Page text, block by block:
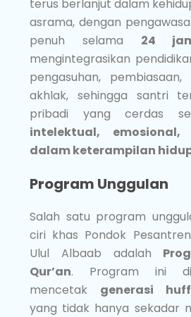
terus berlanjut dalam
asrama, dengan
penuh selama 24
mengintegrasikan
pengasuhan,
akhlak, sehingga santri
pribadi yang cerdas
intelektual,
dalam keterampilan
Program Unggulan
Salah satu program
ciri khas Pondok
Ulul Albaab adalah
Qur’an. Program ini
mencetak generasi
yang tidak hanya sekadar